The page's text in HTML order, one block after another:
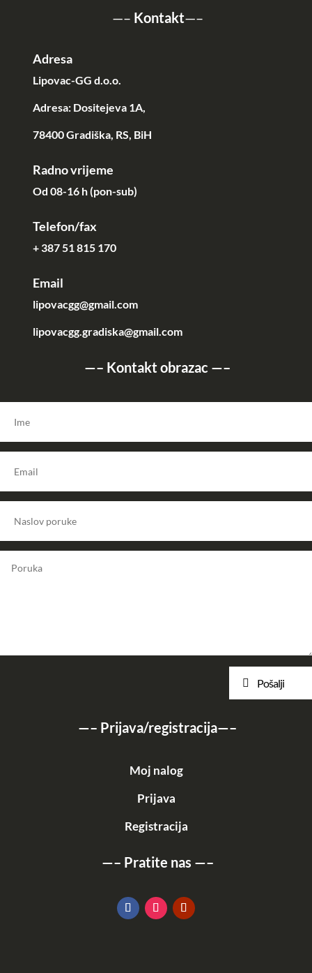
—– Kontakt—–
Adresa
Lipovac-GG d.o.o.
Adresa: Dositejeva 1A,
78400 Gradiška, RS, BiH
Radno vrijeme
Od 08-16 h (pon-sub)
Telefon/fax
+ 387 51 815 170
Email
lipovacgg@gmail.com
lipovacgg.gradiska@gmail.com
—– Kontakt obrazac —–
Pošalji
—– Prijava/registracija—–
Moj nalog
Prijava
Registracija
—– Pratite nas —–